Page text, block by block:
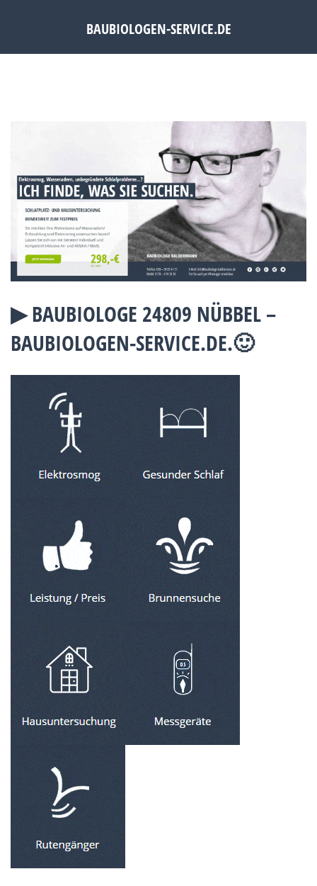
BAUBIOLOGEN-SERVICE.DE
▶︎ BAUBIOLOGE 24809 NÜBBEL –
BAUBIOLOGEN-SERVICE.DE.🙂